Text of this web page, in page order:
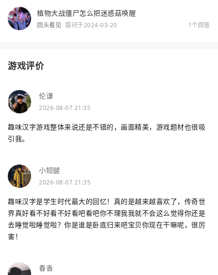
植物大战僵尸怎么把迷惑菇唤醒
回头看见 提问于2024-03-20 1个回答
游戏评价
伦谦
2026-08-07 21:35
趣味汉字游戏整体来说还是不错的，画面精美，游戏题材也很吸
引我。
小短腿
2026-08-07 21:35
趣味汉字是学生时代最大的回忆！真的是越来越喜欢了，传奇世
界真好看不好看不好看吧看吧你不理我我就不会这么觉得你还是
去睡觉啦睡觉啦？你是谁是卧底归来吧宝贝你现在干嘛呢，很厉
害！
春香